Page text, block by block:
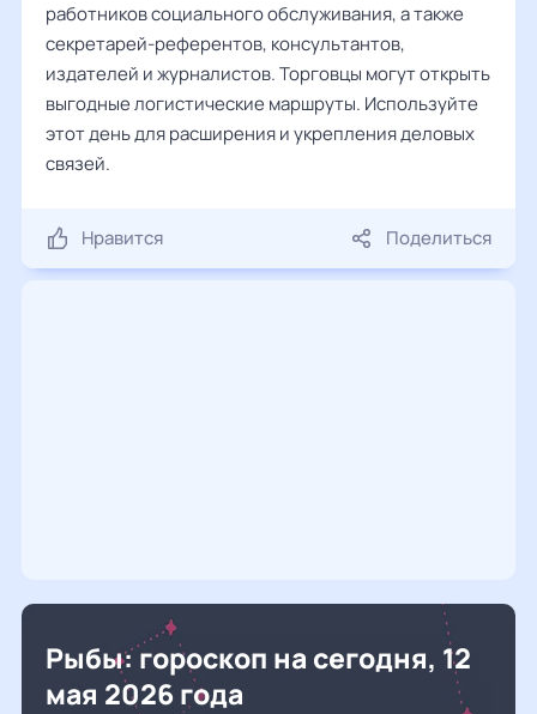
работников социального обслуживания, а также
секретарей-референтов, консультантов,
издателей и журналистов. Торговцы могут открыть
выгодные логистические маршруты. Используйте
этот день для расширения и укрепления деловых
связей.
Нравится Поделиться
Рыбы: гороскоп на сегодня, 12
мая 2026 года